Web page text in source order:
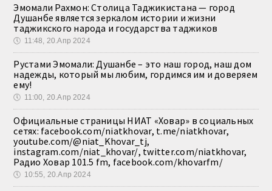
Эмомали Рахмон: Столица Таджикистана — город
Душанбе является зеркалом истории и жизни
таджикского народа и государства таджиков
🕔 11:48, 20.Апр 2024
Рустами Эмомали: Душанбе – это наш город, наш дом
надежды, который мы любим, гордимся им и доверяем
ему!
🕔 11:00, 20.Апр 2024
Официальные страницы НИАТ «Ховар» в социальных
сетях: facebook.com/niatkhovar, t.me/niatkhovar,
youtube.com/@niat_Khovar_tj,
instagram.com/niat_khovar/, twitter.com/niatkhovar,
Радио Ховар 101.5 fm, facebook.com/khovarfm/
🕔 10:55, 20.Апр 2024